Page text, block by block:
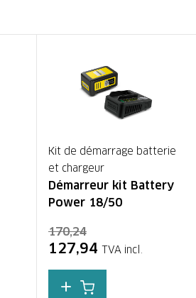
Kit de démarrage batterie
et chargeur
Démarreur kit Battery
Power 18/50
170,24
127,94 TVA incl.